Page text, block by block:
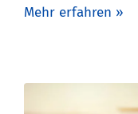
Mehr erfahren »